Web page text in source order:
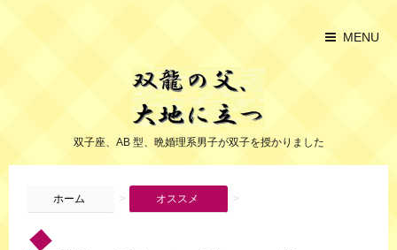
MENU
双子座、AB 型、晩婚理系男子が双子を授かりました
ホーム > オススメ >